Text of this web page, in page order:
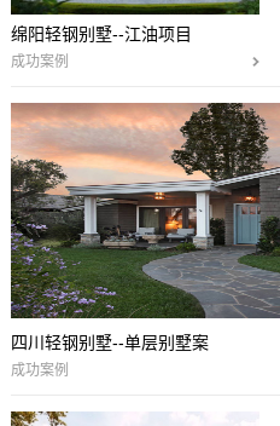
绵阳轻钢别墅--江油项目
成功案例
四川轻钢别墅--单层别墅案
成功案例